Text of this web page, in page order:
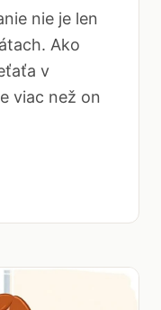
nie je len
Ako
v
viac než on